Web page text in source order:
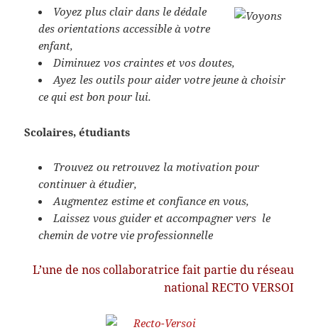
Voyez plus clair dans le dédale
des orientations accessible à votre
enfant,
Diminuez vos craintes et vos doutes,
Ayez les outils pour aider votre jeune à choisir
ce qui est bon pour lui.
Scolaires, étudiants
Trouvez ou retrouvez la motivation pour
continuer à étudier,
Augmentez estime et confiance en vous,
Laissez vous guider et accompagner vers le
chemin de votre vie professionnelle
L’une de nos collaboratrice fait partie du réseau
national RECTO VERSOI